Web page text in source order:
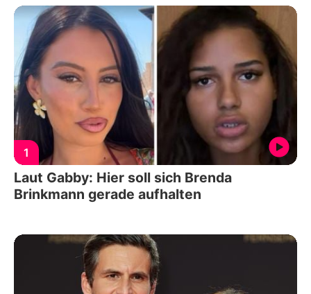
1
Laut Gabby: Hier soll sich Brenda
Brinkmann gerade aufhalten